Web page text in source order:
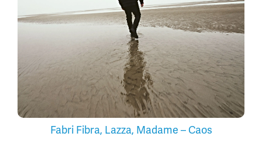
Fabri Fibra, Lazza, Madame – Caos